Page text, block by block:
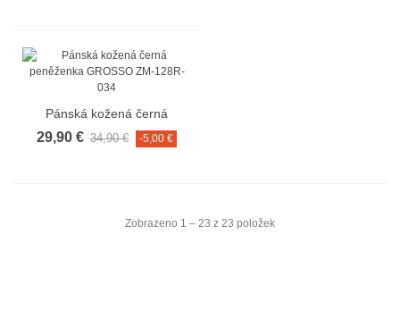
Pánská kožená černá
peněženka GROSSO ZM-
29,90 € 34,90 € -5,00 €
Zobrazeno 1 – 23 z 23 položek